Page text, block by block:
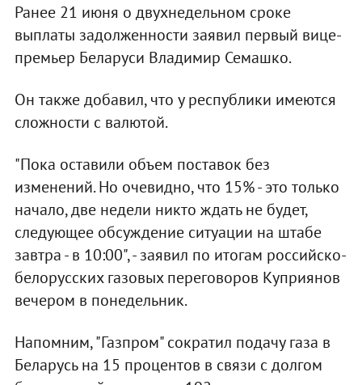
Ранее 21 июня о двухнедельном сроке
выплаты задолженности заявил первый вице-
премьер Беларуси Владимир Семашко.
Он также добавил, что у республики имеются
сложности с валютой.
"Пока оставили объем поставок без
изменений. Но очевидно, что 15% - это только
начало, две недели никто ждать не будет,
следующее обсуждение ситуации на штабе
завтра - в 10:00", - заявил по итогам российско-
белорусских газовых переговоров Куприянов
вечером в понедельник.
Напомним, "Газпром" сократил подачу газа в
Беларусь на 15 процентов в связи с долгом